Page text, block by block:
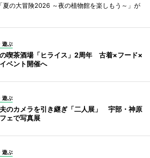
夏の大冒険2026 ～夜の植物館を楽しもう～」が
遊ぶ
喫茶酒場「ヒライス」2周年 古着×フード×
ベント開催へ
遊ぶ
のカメラを引き継ぎ「二人展」 宇部・神原
ェで写真展
遊ぶ